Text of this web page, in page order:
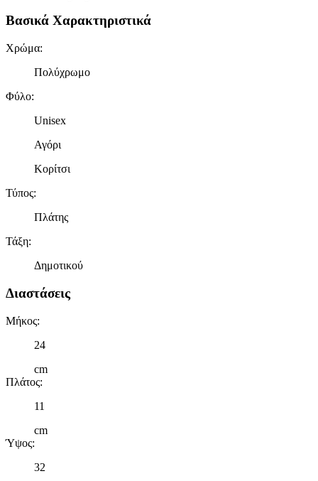
Βασικά Χαρακτηριστικά
Χρώμα:
Πολύχρωμο
Φύλο:
Unisex
Αγόρι
Κορίτσι
Τύπος:
Πλάτης
Τάξη:
Δημοτικού
Διαστάσεις
Μήκος:
24
cm
Πλάτος:
11
cm
Ύψος:
32